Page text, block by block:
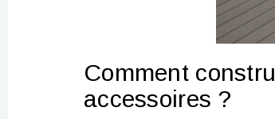
Comment
accessoires ?